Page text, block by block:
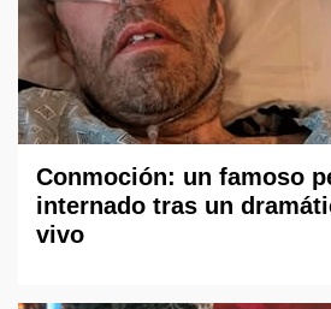
Conmoción: un famoso
internado tras un
vivo